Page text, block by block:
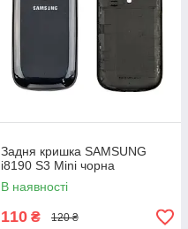
Задня кришка SAMSUNG
i8190 S3 Mini чорна
В наявності
110 ₴ 120 ₴